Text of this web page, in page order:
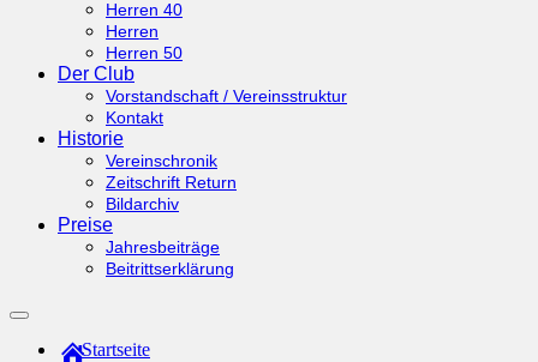
Herren 40
Herren
Herren 50
Der Club
Vorstandschaft / Vereinsstruktur
Kontakt
Historie
Vereinschronik
Zeitschrift Return
Bildarchiv
Preise
Jahresbeiträge
Beitrittserklärung
Suchfeld
ein-/ausblendenStartseite